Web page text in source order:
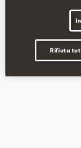
Sensori di
Cerchi in lega
Vetri posteriori
Volante
Sedili anteriori
Rifiuta